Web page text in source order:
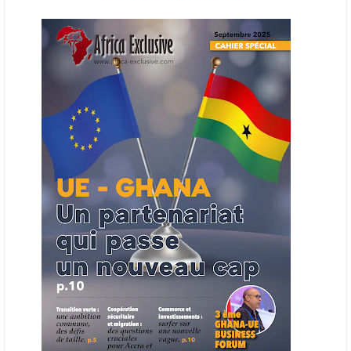
en place une plateforme numérique destinée à donner la priorité aux
entreprises du continent dans les marchés du secteur énergétique.
Cet outil permettra de recenser les entreprises africaines opérant dans
la chaîne de valeur énergétique et de publier des appels d’offres
ouverts en priorité aux sociétés du continent. Le projet est en phase
finale de développement et devrait aboutir, d’ici fin 2026 ou début
2027, à un bulletin africain des appels d’offres dans le secteur de
l’énergie.
06/06/26 AFRICA FINANCE CORPORATION
Cette semaine, Africa Finance Corporation (AFC) a annoncé avoir
bouclé un prêt syndiqué de 2 milliards de dollars, la plus importante
levée de son histoire. Initialement calibrée à 1,6 milliard, l'opération a
été relevée de 400 millions face à l'afflux des souscriptions de
banques internationales. Plus du tiers des fonds proviennent
d'institutions financières asiatiques, à parts égales avec l'Europe.
L'Asie-Pacifique et l'Europe pèsent chacune 35 % du tour de table,
devant le Moyen-Orient (25 %) et l'Afrique (5 %), selon le communiqué
de l'institution panafricaine, qui compte 48 pays membres.